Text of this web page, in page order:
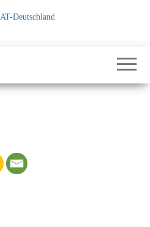
Education